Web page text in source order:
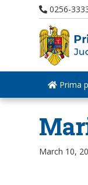
0256-
Prima
March 10,